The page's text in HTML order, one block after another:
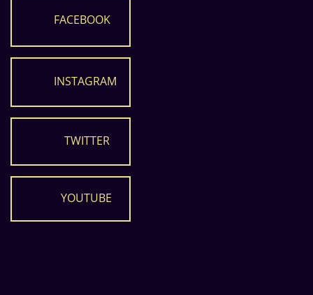
FACEBOOK
INSTAGRAM
TWITTER
YOUTUBE